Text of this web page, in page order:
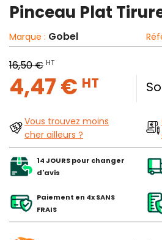
Pinceau Plat
Marque : Gobel
16,50 € HT
4,47 € HT
Vous trouvez moins
cher ailleurs ?
14 JOURS pour changer
d'avis
Paiement en 4x SANS
FRAIS